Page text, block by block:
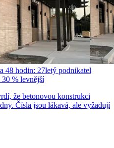
48 hodin: 27letý podnikatel
30 % levnější
že betonovou konstrukci
Čísla jsou lákavá, ale vyžadují